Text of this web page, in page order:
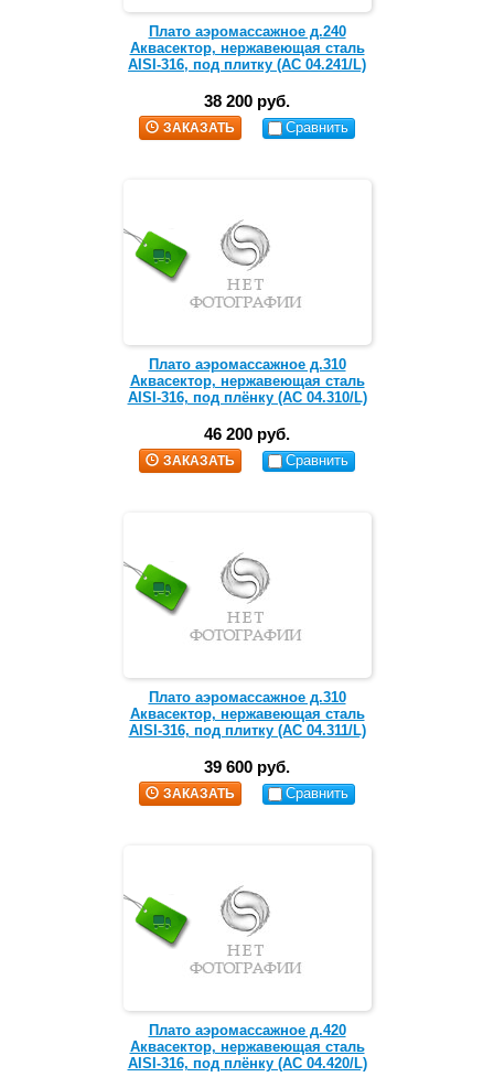
Плато аэромассажное д.240
Аквасектор, нержавеющая сталь
AISI-316, под плитку (АС 04.241/L)
38 200 руб.
ЗАКАЗАТЬ Сравнить
Плато аэромассажное д.310
Аквасектор, нержавеющая сталь
AISI-316, под плёнку (АС 04.310/L)
46 200 руб.
ЗАКАЗАТЬ Сравнить
Плато аэромассажное д.310
Аквасектор, нержавеющая сталь
AISI-316, под плитку (АС 04.311/L)
39 600 руб.
ЗАКАЗАТЬ Сравнить
Плато аэромассажное д.420
Аквасектор, нержавеющая сталь
AISI-316, под плёнку (АС 04.420/L)